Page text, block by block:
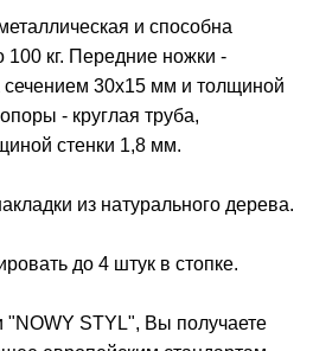
и способна
100 кг. Передние ножки -
сечением 30х15 мм и толщиной
- круглая труба,
стенки 1,8 мм.
из натурального дерева.
до 4 штук в стопке.
"NOWY STYL", Вы получаете